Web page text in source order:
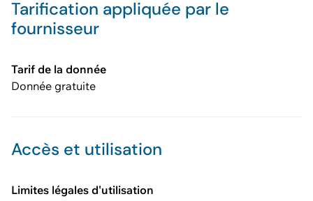
Tarification appliquée par le
fournisseur
Tarif de la donnée
Donnée gratuite
Accès et utilisation
Limites légales d'utilisation